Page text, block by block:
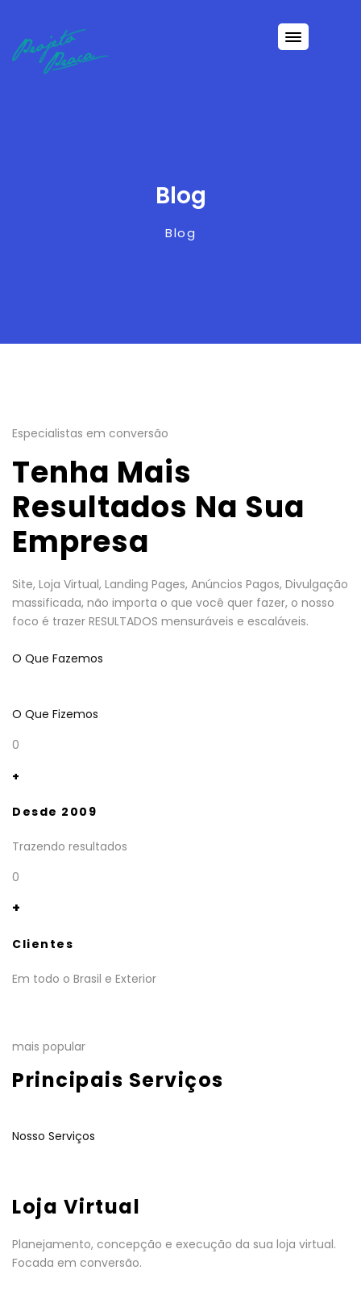
Blog
Blog
Especialistas em conversão
Tenha Mais
Resultados Na Sua
Empresa
Site, Loja Virtual, Landing Pages, Anúncios Pagos, Divulgação
massificada, não importa o que você quer fazer, o nosso
foco é trazer RESULTADOS mensuráveis e escaláveis.
O Que Fazemos
O Que Fizemos
0
+
Desde 2009
Trazendo resultados
0
+
Clientes
Em todo o Brasil e Exterior
mais popular
Principais Serviços
Nosso Serviços
Loja Virtual
Planejamento, concepção e execução da sua loja virtual.
Focada em conversão.